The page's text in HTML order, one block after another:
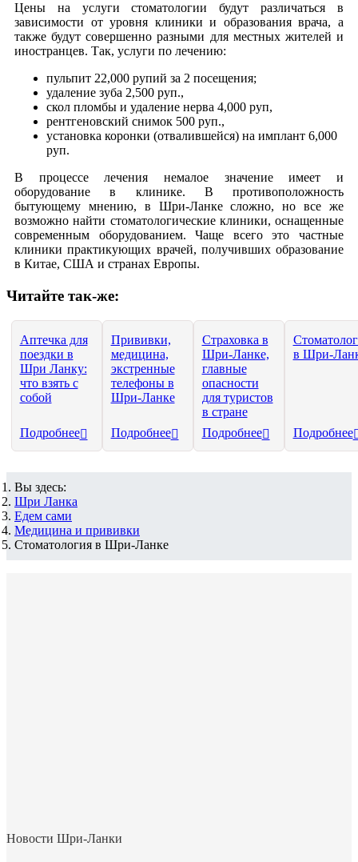
Цены на услуги стоматологии будут различаться в
зависимости от уровня клиники и образования врача, а
также будут совершенно разными для местных жителей и
иностранцев. Так, услуги по лечению:
пульпит 22,000 рупий за 2 посещения;
удаление зуба 2,500 руп.,
скол пломбы и удаление нерва 4,000 руп,
рентгеновский снимок 500 руп.,
установка коронки (отвалившейся) на имплант 6,000
руп.
В процессе лечения немалое значение имеет и
оборудование в клинике. В противоположность
бытующему мнению, в Шри-Ланке сложно, но все же
возможно найти стоматологические клиники, оснащенные
современным оборудованием. Чаще всего это частные
клиники практикующих врачей, получивших образование
в Китае, США и странах Европы.
Читайте так-же:
Аптечка для
поездки в
Шри Ланку:
что взять с
собой
Подробнее
Прививки,
медицина,
экстренные
телефоны в
Шри-Ланке
Подробнее
Страховка в
Шри-Ланке,
главные
опасности
для туристов
в стране
Подробнее
в Шри-
Подробнее
Вы здесь:
Шри Ланка
Едем сами
Медицина и прививки
Стоматология в Шри-Ланке
Новости Шри-Ланки